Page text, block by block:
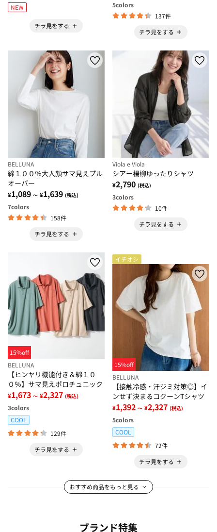
NEW
チラ見をする
5colors
137件
チラ見をする
BELLUNA
綿１００％大人顔サマ見えプル
オーバー
¥1,089 ～ ¥1,639 (税込)
7colors
158件
チラ見をする
Viola e Viola
シアー楊柳ゆったりシャツ
¥2,790 (税込)
3colors
10件
チラ見をする
15%off
BELLUNA
【ヒンヤリ機能付き＆綿１０
０％】サマ見えポロチュニック
¥1,673 ～ ¥2,327 (税込)
3colors
COOL
129件
チラ見をする
イチオシ
15%off
BELLUNA
【接触冷感・汗ジミ対策◎】イ
ンせず決まるコクーンTシャツ
¥1,392 ～ ¥2,327 (税込)
5colors
COOL
72件
チラ見をする
おすすめ商品をもっと見る
ブランド特集